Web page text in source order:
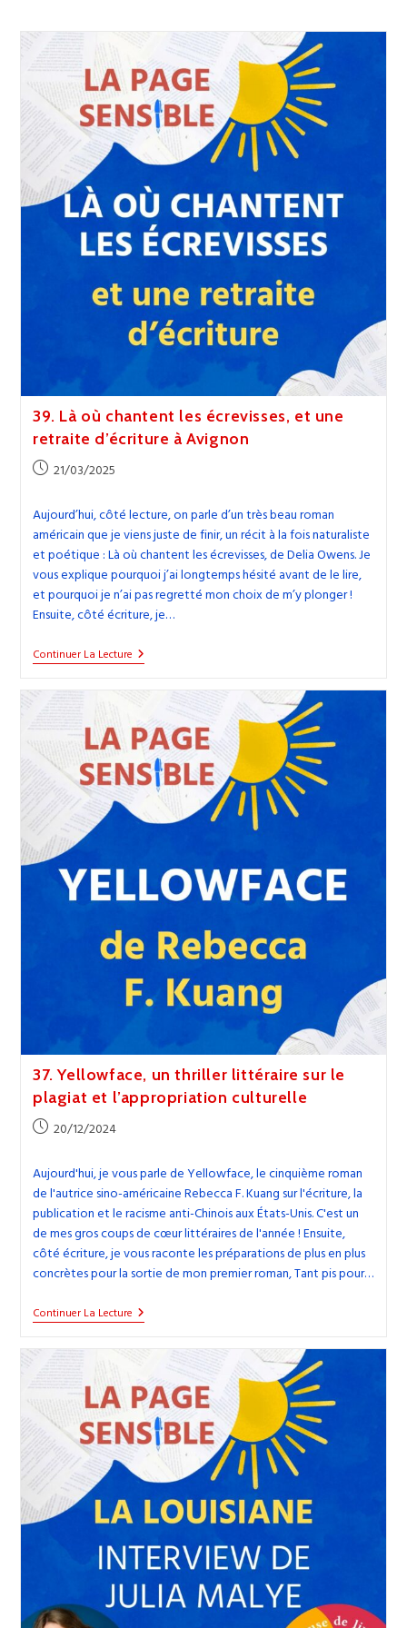
39. Là où chantent les écrevisses, et une
retraite d’écriture à Avignon
Publication
21/03/2025
Aujourd’hui, côté lecture, on parle d’un très beau roman
américain que je viens juste de finir, un récit à la fois naturaliste
et poétique : Là où chantent les écrevisses, de Delia Owens. Je
vous explique pourquoi j’ai longtemps hésité avant de le lire,
et pourquoi je n’ai pas regretté mon choix de m’y plonger !
Ensuite, côté écriture, je…
Continuer La Lecture39.
Là
Écrevisses,
Et
Une
Retraite
D’écriture
Avignon
37. Yellowface, un thriller littéraire sur le
plagiat et l’appropriation culturelle
Publication
20/12/2024
Aujourd'hui, je vous parle de Yellowface, le cinquième roman
de l'autrice sino-américaine Rebecca F. Kuang sur l'écriture, la
publication et le racisme anti-Chinois aux États-Unis. C'est un
de mes gros coups de cœur littéraires de l'année ! Ensuite,
côté écriture, je vous raconte les préparations de plus en plus
concrètes pour la sortie de mon premier roman, Tant pis pour…
Continuer La Lecture37.
Yellowface,
Littéraire
Sur
Le
Plagiat
Et
L’appropriation
Culturelle